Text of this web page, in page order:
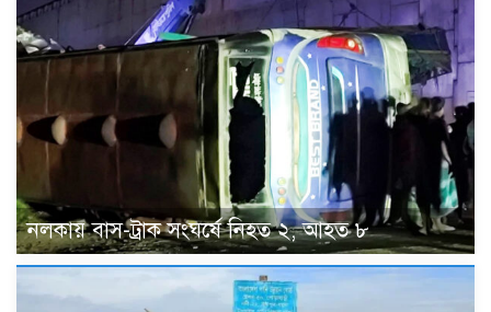
নলকায় বাস-ট্রাক সংঘর্ষে নিহত ২, আহত ৮